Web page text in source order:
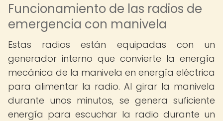
Funcionamiento de las radios de
emergencia con manivela
Estas radios están equipadas con un
generador interno que convierte la energía
mecánica de la manivela en energía eléctrica
para alimentar la radio. Al girar la manivela
durante unos minutos, se genera suficiente
energía para escuchar la radio durante un